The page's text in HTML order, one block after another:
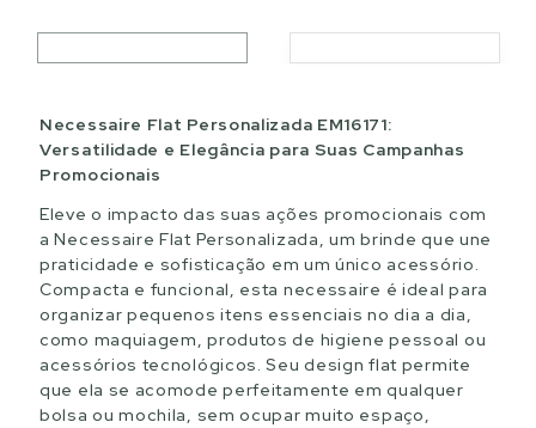
Necessaire Flat Personalizada EM16171:
Versatilidade e Elegância para Suas Campanhas
Promocionais
Eleve o impacto das suas ações promocionais com
a Necessaire Flat Personalizada, um brinde que une
praticidade e sofisticação em um único acessório.
Compacta e funcional, esta necessaire é ideal para
organizar pequenos itens essenciais no dia a dia,
como maquiagem, produtos de higiene pessoal ou
acessórios tecnológicos. Seu design flat permite
que ela se acomode perfeitamente em qualquer
bolsa ou mochila, sem ocupar muito espaço,